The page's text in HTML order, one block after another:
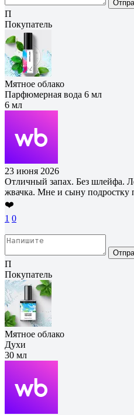
П
Покупатель
Мятное облако
Парфюмерная вода 6 мл
6 мл
23 июня 2026
Отличный запах. Без шлейфа.
жвачка. Мне и сыну подростку
❤️
1 0
П
Покупатель
Мятное облако
Духи
30 мл